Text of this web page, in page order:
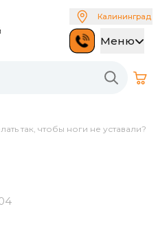
Калининград
Меню
так, чтобы ноги не уставали?